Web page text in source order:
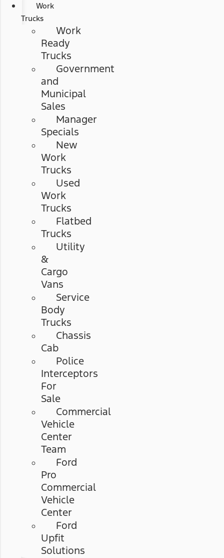
Work
Trucks
Work
Ready
Trucks
Government
and
Municipal
Sales
Manager
Specials
New
Work
Trucks
Used
Work
Trucks
Flatbed
Trucks
Utility
&
Cargo
Vans
Service
Body
Trucks
Chassis
Cab
Police
Interceptors
For
Sale
Commercial
Vehicle
Center
Team
Ford
Pro
Commercial
Vehicle
Center
Ford
Upfit
Solutions